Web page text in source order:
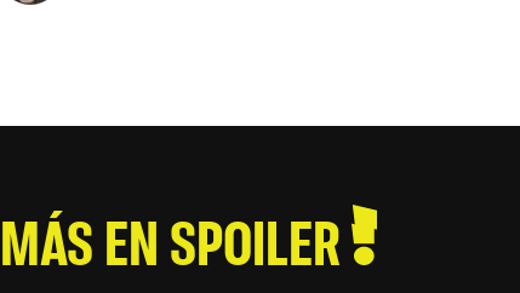
MÁS EN SPOILER